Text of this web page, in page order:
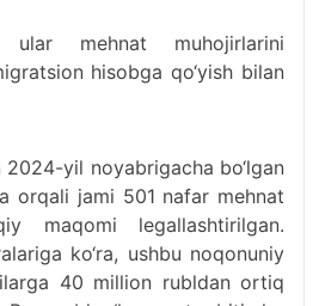
ular mehnat muhojirlarini
hisobga qo‘yish bilan
yil noyabrigacha bo‘lgan
orqali jami 501 nafar mehnat
maqomi legallashtirilgan.
ko‘ra, ushbu noqonuniy
40 million rubldan ortiq